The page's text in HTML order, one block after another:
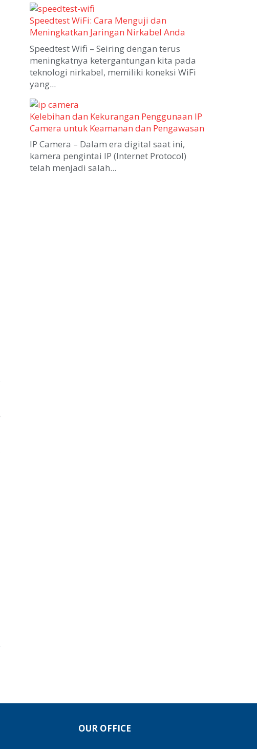
Speedtest WiFi: Cara Menguji dan
Meningkatkan Jaringan Nirkabel Anda
Speedtest Wifi – Seiring dengan terus
meningkatnya ketergantungan kita pada
teknologi nirkabel, memiliki koneksi WiFi
yang...
Kelebihan dan Kekurangan Penggunaan IP
Camera untuk Keamanan dan Pengawasan
IP Camera – Dalam era digital saat ini,
kamera pengintai IP (Internet Protocol)
telah menjadi salah...
OUR OFFICE